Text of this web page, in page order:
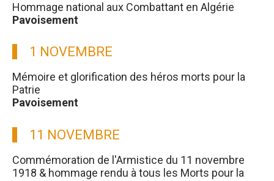
Hommage national aux Combattant en Algérie
Pavoisement
1 NOVEMBRE
Mémoire et glorification des héros morts pour la
Patrie
Pavoisement
11 NOVEMBRE
Commémoration de l'Armistice du 11 novembre
1918 & hommage rendu à tous les Morts pour la